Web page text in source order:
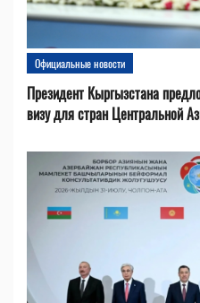
Официальные новости
Президент Кыргызстана
визу для стран Центральной